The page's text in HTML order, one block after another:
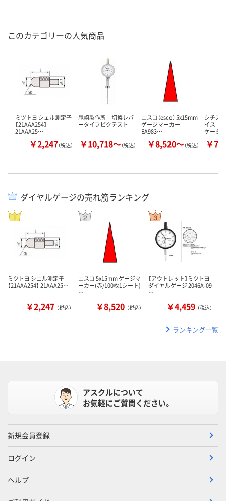
このカテゴリーの人気商品
ミツトヨ シェル測定子
【21AAA254】
21AAA25…
￥2,247（税込）
尾崎製作所 切換レバ
ータイプピクテスト
￥10,718～（税込）
エスコ（esco） 5x15mm
ゲージマーカー
EA983…
￥8,520～（税込）
シチズ
イス シ
ケータ
￥
ダイヤルゲージの売れ筋ランキング
ミツトヨ シェル測定子
【21AAA254】 21AAA25…
￥2,247 （税込）
エスコ 5x15mm ゲージマ
ーカー(赤/100枚1シート)
…
￥8,520 （税込）
【アウトレット】ミツトヨ
ダイヤルゲージ 2046A-09
…
￥4,459 （税込）
ランキング一覧
アスクルについて
お気軽にご質問ください。
新規会員登録
ログイン
ヘルプ